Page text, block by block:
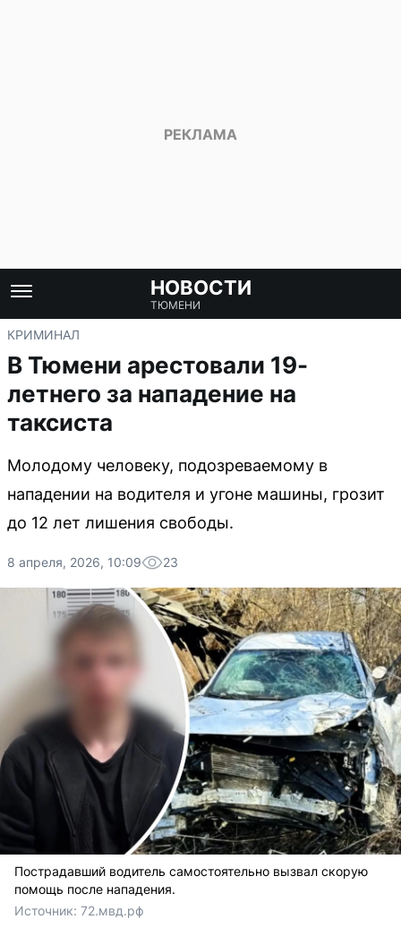
НОВОСТИ
ТЮМЕНИ
КРИМИНАЛ
В Тюмени арестовали 19-
летнего за нападение на
таксиста
Молодому человеку, подозреваемому в
нападении на водителя и угоне машины, грозит
до 12 лет лишения свободы.
8 апреля, 2026, 10:09 23
Пострадавший водитель самостоятельно вызвал скорую
помощь после нападения.
Источник: 72.мвд.рф